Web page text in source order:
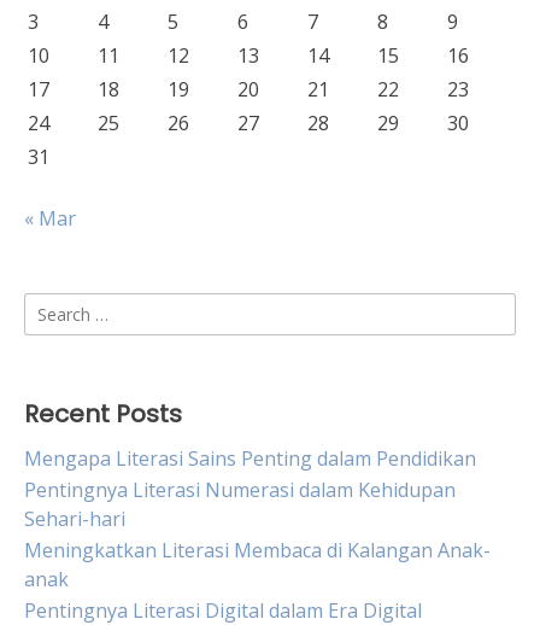
3
4 5 6 7 8
9
10
11 12 13 14 15
16
17
18 19 20 21 22
23
24
25 26 27 28 29
30
31
« Mar
Search
for:
Recent Posts
Mengapa Literasi Sains Penting dalam Pendidikan
Pentingnya Literasi Numerasi dalam Kehidupan
Sehari-hari
Meningkatkan Literasi Membaca di Kalangan Anak-
anak
Pentingnya Literasi Digital dalam Era Digital